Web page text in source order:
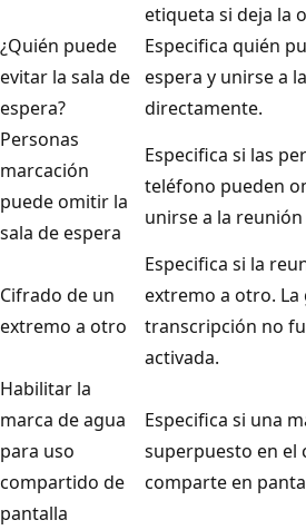
etiqueta si deja la
¿Quién puede
evitar la sala de
espera?
Especifica quién
espera y unirse a
directamente.
Personas
marcación
puede omitir la
sala de espera
Especifica si las
teléfono pueden
unirse a la
Cifrado de un
extremo a otro
Especifica si la
extremo a otro. La
transcripción no
activada.
Habilitar la
marca de agua
para uso
compartido de
pantalla
Especifica si una
superpuesto en el
comparte en